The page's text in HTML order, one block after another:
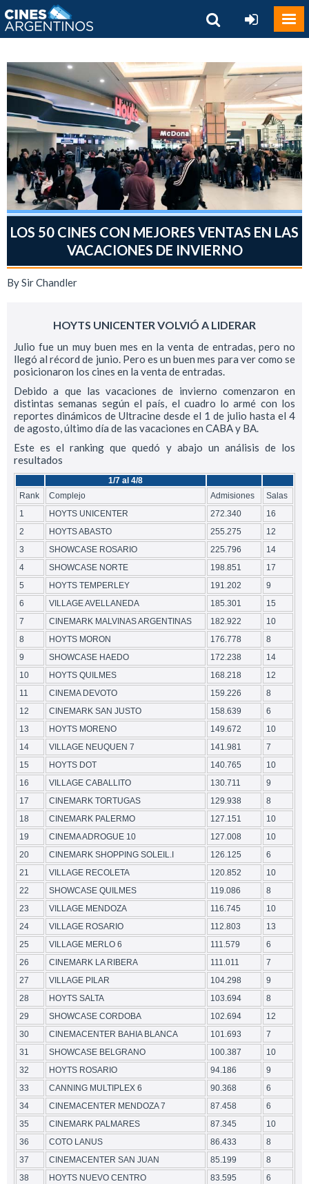
LOS 50 CINES CON MEJORES VENTAS EN LAS
VACACIONES DE INVIERNO
By Sir Chandler
HOYTS UNICENTER VOLVIÓ A LIDERAR
Julio fue un muy buen mes en la venta de entradas, pero no
llegó al récord de junio. Pero es un buen mes para ver como se
posicionaron los cines en la venta de entradas.
Debido a que las vacaciones de invierno comenzaron en
distintas semanas según el país, el cuadro lo armé con los
reportes dinámicos de Ultracine desde el 1 de julio hasta el 4
de agosto, último día de las vacaciones en CABA y BA.
Este es el ranking que quedó y abajo un análisis de los
resultados
1/7 al 4/8
Rank
Complejo Admisiones
Salas
1
HOYTS UNICENTER 272.340
16
2
HOYTS ABASTO 255.275
12
3
SHOWCASE ROSARIO 225.796
14
4
SHOWCASE NORTE 198.851
17
5
HOYTS TEMPERLEY 191.202
9
6
VILLAGE AVELLANEDA 185.301
15
7
CINEMARK MALVINAS ARGENTINAS 182.922
10
8
HOYTS MORON 176.778
8
9
SHOWCASE HAEDO 172.238
14
10
HOYTS QUILMES 168.218
12
11
CINEMA DEVOTO 159.226
8
12
CINEMARK SAN JUSTO 158.639
6
13
HOYTS MORENO 149.672
10
14
VILLAGE NEUQUEN 7 141.981
7
15
HOYTS DOT 140.765
10
16
VILLAGE CABALLITO 130.711
9
17
CINEMARK TORTUGAS 129.938
8
18
CINEMARK PALERMO 127.151
10
19
CINEMA ADROGUE 10 127.008
10
20
CINEMARK SHOPPING SOLEIL.I 126.125
6
21
VILLAGE RECOLETA 120.852
10
22
SHOWCASE QUILMES 119.086
8
23
VILLAGE MENDOZA 116.745
10
24
VILLAGE ROSARIO 112.803
13
25
VILLAGE MERLO 6 111.579
6
26
CINEMARK LA RIBERA 111.011
7
27
VILLAGE PILAR 104.298
9
28
HOYTS SALTA 103.694
8
29
SHOWCASE CORDOBA 102.694
12
30
CINEMACENTER BAHIA BLANCA 101.693
7
31
SHOWCASE BELGRANO 100.387
10
32
HOYTS ROSARIO 94.186
9
33
CANNING MULTIPLEX 6 90.368
6
34
CINEMACENTER MENDOZA 7 87.458
6
35
CINEMARK PALMARES 87.345
10
36
COTO LANUS 86.433
8
37
CINEMACENTER SAN JUAN 85.199
8
38
HOYTS NUEVO CENTRO 83.595
6